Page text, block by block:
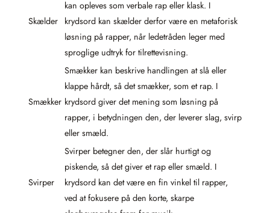
Skælder
kan opleves som verbale rap eller klask. I
krydsord kan skælder derfor være en metaforisk
løsning på rapper, når ledetråden leger med
sproglige udtryk for tilrettevisning.
Smækker
Smækker kan beskrive handlingen at slå eller
klappe hårdt, så det smækker, som et rap. I
krydsord giver det mening som løsning på
rapper, i betydningen den, der leverer slag, svirp
eller smæld.
Svirper
Svirper betegner den, der slår hurtigt og
piskende, så det giver et rap eller smæld. I
krydsord kan det være en fin vinkel til rapper,
ved at fokusere på den korte, skarpe